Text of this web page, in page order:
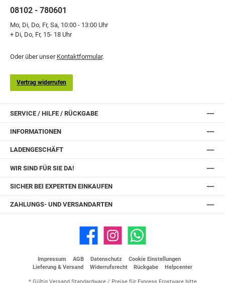
08102 - 780601
Mo, Di, Do, Fr, Sa, 10:00 - 13:00 Uhr
+ Di, Do, Fr, 15- 18 Uhr
Oder über unser Kontaktformular.
Vertrag widerrufen
SERVICE / HILFE / RÜCKGABE
INFORMATIONEN
LADENGESCHÄFT
WIR SIND FÜR SIE DA!
SICHER BEI EXPERTEN EINKAUFEN
ZAHLUNGS- UND VERSANDARTEN
Facebook Instagram WhatsApp
Impressum AGB Datenschutz
Cookie Einstellungen
Lieferung & Versand
Widerrufsrecht Rückgabe Helpcenter